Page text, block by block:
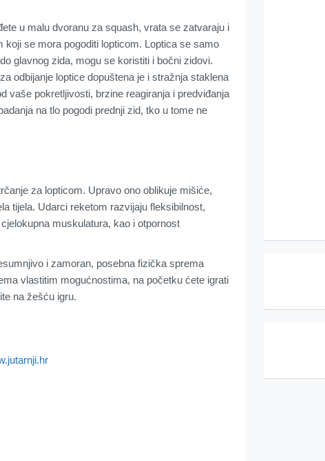
u malu dvoranu za squash, vrata se zatvaraju i
se mora pogoditi lopticom. Loptica se samo
glavnog zida, mogu se koristiti i bočni zidovi.
odbijanje loptice dopuštena je i stražnja staklena
vaše pokretljivosti, brzine reagiranja i predviđanja
na tlo pogodi prednji zid, tko u tome ne
za lopticom. Upravo ono oblikuje mišiće,
tijela. Udarci reketom razvijaju fleksibilnost,
muskulatura, kao i otpornost
i zamoran, posebna fizička sprema
vlastitim mogućnostima, na početku ćete igrati
na žešću igru.